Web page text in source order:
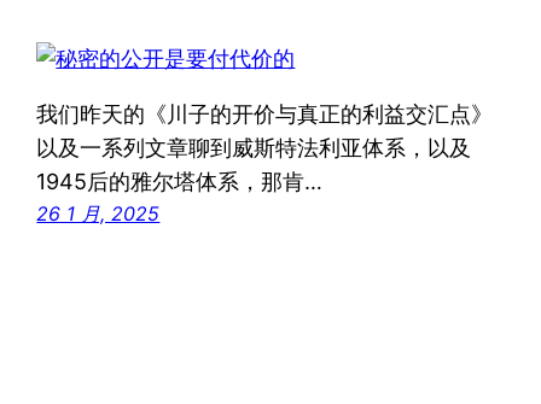
我们昨天的《川子的开价与真正的利益交汇点》
以及一系列文章聊到威斯特法利亚体系，以及
1945后的雅尔塔体系，那肯…
26 1 月, 2025